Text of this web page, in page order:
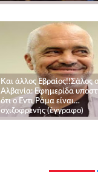
Και άλλος Εβραίος!!Σάλος
Αλβανία: Εφημερίδα
ότι ο Εντι Ράμα είναι…
σχιζοφρενής (έγγραφο)